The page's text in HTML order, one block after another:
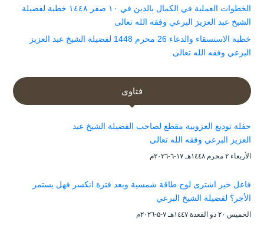
الخطوات العملية في الكمال بالدين في ١٠ صفر ١٤٤٨ خطبة لفضيلة
الشيخ عبد العزيز البرعي وفقه الله تعالى
خطبة الاستسقاء والدعاء 26 محرم 1448 لفضيلة الشيخ عبد العزيز
البرعي وفقه الله تعالى
فتاوى
حفلة توديع العزوبية مقطع لصاحب الفضيلة الشيخ عبد
العزيز البرعي وفقه الله تعالى
الأربعاء ۲ محرم ۱٤٤۸هـ ۱۷-٦-۲۰۲٦م
فاعل خير اشترى لوح طاقة شمسية وبعد فترة انكسر فهل يستمر
الأجر؟ لفضيلة الشيخ البرعي
الخميس ۲۰ ذو القعدة ۱٤٤۷هـ ۷-۵-۲۰۲٦م